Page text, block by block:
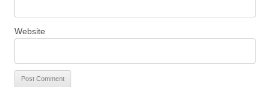
Website